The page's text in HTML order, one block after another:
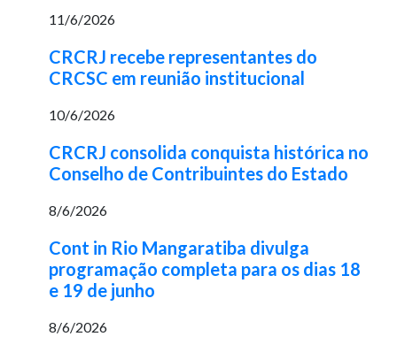
11/6/2026
CRCRJ recebe representantes do
CRCSC em reunião institucional
10/6/2026
CRCRJ consolida conquista histórica no
Conselho de Contribuintes do Estado
8/6/2026
Cont in Rio Mangaratiba divulga
programação completa para os dias 18
e 19 de junho
8/6/2026